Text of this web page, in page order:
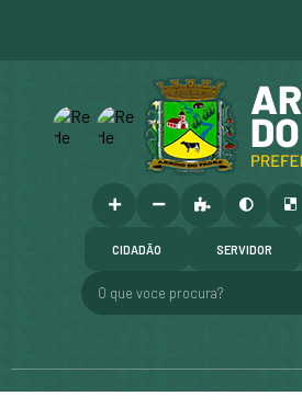
O que voce procura?
CIDADÃO SERVIDOR